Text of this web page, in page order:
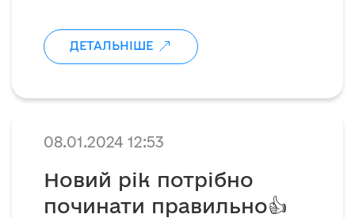
внаслідок терористичних
дій наших «сусідів»
ДЕТАЛЬНІШЕ
08.01.2024 12:53
Новий рік потрібно
починати правильно👍